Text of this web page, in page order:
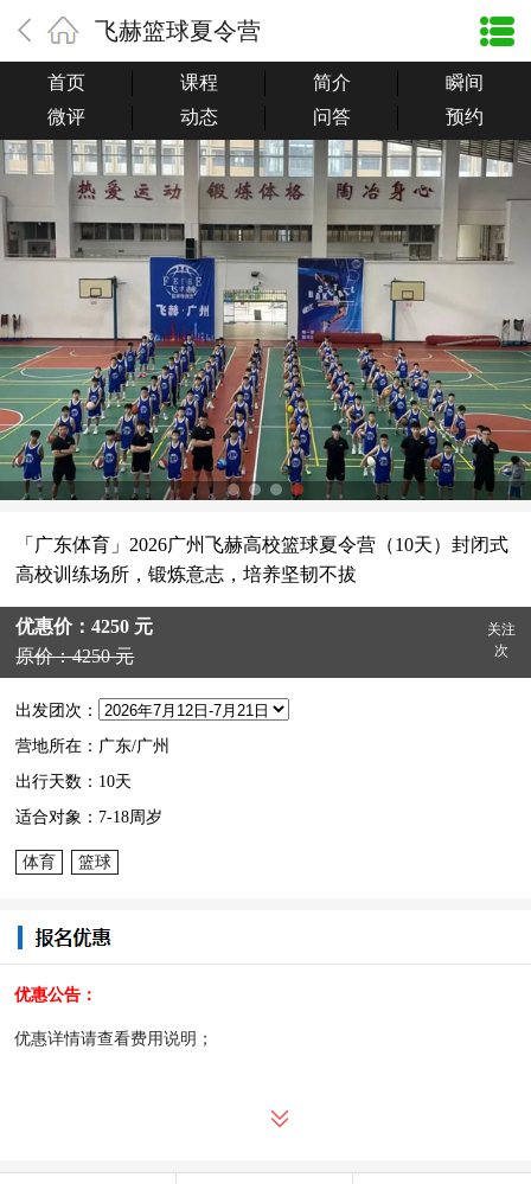
飞赫篮球夏令营
首页 课程 简介
瞬间
微评
动态 问答 预约
「广东体育」2026广州飞赫高校篮球夏令营（10天）封闭式
高校训练场所，锻炼意志，培养坚韧不拔
优惠价：4250 元
原价：4250 元
关注
次
出发团次：
营地所在：广东/广州
出行天数：10天
适合对象：7-18周岁
体育 篮球
优惠公告：
优惠详情请查看费用说明；